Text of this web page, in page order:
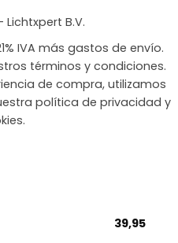
Lichtxpert B.V.
IVA más gastos de envío.
términos y condiciones.
de compra, utilizamos
política de privacidad y
39,95